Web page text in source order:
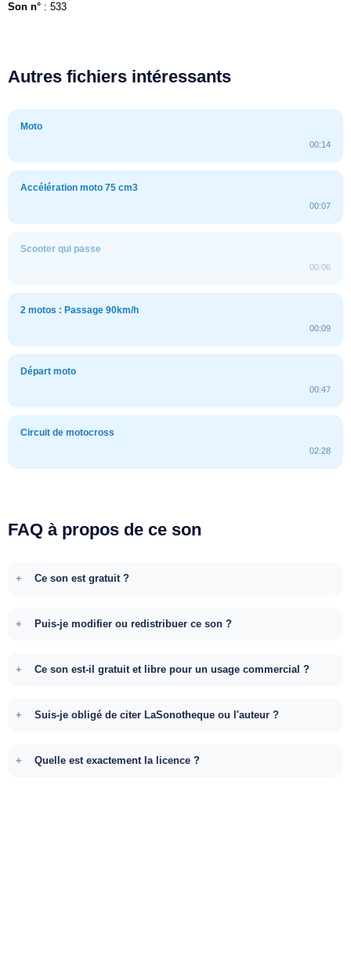
Son n° : 533
Autres fichiers intéressants
Moto
00:14
Accélération moto 75 cm3
00:07
Scooter qui passe
00:06
2 motos : Passage 90km/h
00:09
Départ moto
00:47
Circuit de motocross
02:28
FAQ à propos de ce son
Ce son est gratuit ?
Puis-je modifier ou redistribuer ce son ?
Ce son est-il gratuit et libre pour un usage commercial ?
Suis-je obligé de citer LaSonotheque ou l'auteur ?
Quelle est exactement la licence ?